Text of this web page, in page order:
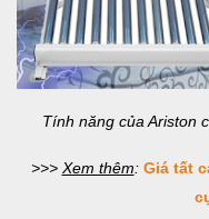
Tính năng của Ariston
>>> Xem thêm: Giá tất